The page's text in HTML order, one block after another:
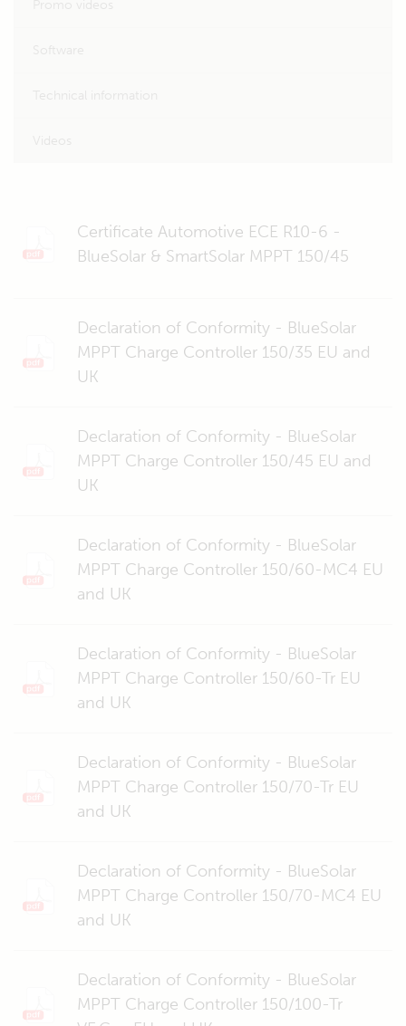
Certificate Automotive ECE R10-6 -
BlueSolar & SmartSolar MPPT 150/45
Declaration of Conformity - BlueSolar
MPPT Charge Controller 150/35 EU and
UK
Declaration of Conformity - BlueSolar
MPPT Charge Controller 150/45 EU and
UK
Declaration of Conformity - BlueSolar
MPPT Charge Controller 150/60-MC4 EU
and UK
Declaration of Conformity - BlueSolar
MPPT Charge Controller 150/60-Tr EU
and UK
Declaration of Conformity - BlueSolar
MPPT Charge Controller 150/70-Tr EU
and UK
Declaration of Conformity - BlueSolar
MPPT Charge Controller 150/70-MC4 EU
and UK
Declaration of Conformity - BlueSolar
MPPT Charge Controller 150/100-Tr